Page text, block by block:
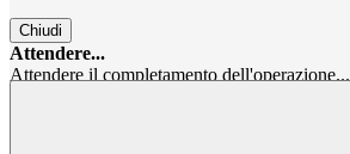
Chiudi
Attendere...
Attendere il completamento dell'operazione...